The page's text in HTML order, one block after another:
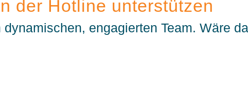
der Hotline unterstützen
engagierten Team. Wäre